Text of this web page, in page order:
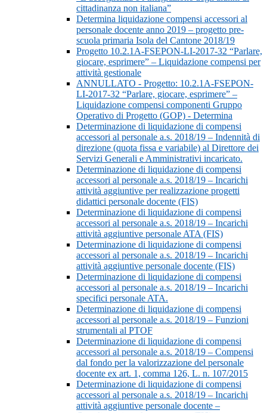
cittadinanza non italiana”
Determina liquidazione compensi accessori al
personale docente anno 2019 – progetto pre-
scuola primaria Isola del Cantone 2018/19
Progetto 10.2.1A-FSEPON-LI-2017-32 “Parlare,
giocare, esprimere” – Liquidazione compensi per
attività gestionale
ANNULLATO - Progetto: 10.2.1A-FSEPON-
LI-2017-32 “Parlare, giocare, esprimere” –
Liquidazione compensi componenti Gruppo
Operativo di Progetto (GOP) - Determina
Determinazione di liquidazione di compensi
accessori al personale a.s. 2018/19 – Indennità di
direzione (quota fissa e variabile) al Direttore dei
Servizi Generali e Amministrativi incaricato.
Determinazione di liquidazione di compensi
accessori al personale a.s. 2018/19 – Incarichi
attività aggiuntive per realizzazione progetti
didattici personale docente (FIS)
Determinazione di liquidazione di compensi
accessori al personale a.s. 2018/19 – Incarichi
attività aggiuntive personale ATA (FIS)
Determinazione di liquidazione di compensi
accessori al personale a.s. 2018/19 – Incarichi
attività aggiuntive personale docente (FIS)
Determinazione di liquidazione di compensi
accessori al personale a.s. 2018/19 – Incarichi
specifici personale ATA.
Determinazione di liquidazione di compensi
accessori al personale a.s. 2018/19 – Funzioni
strumentali al PTOF
Determinazione di liquidazione di compensi
accessori al personale a.s. 2018/19 – Compensi
dal fondo per la valorizzazione del personale
docente ex art. 1, comma 126, L. n. 107/2015
Determinazione di liquidazione di compensi
accessori al personale a.s. 2018/19 – Incarichi
attività aggiuntive personale docente –